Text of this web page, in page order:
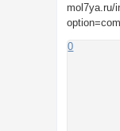
mol7ya.ru/
0